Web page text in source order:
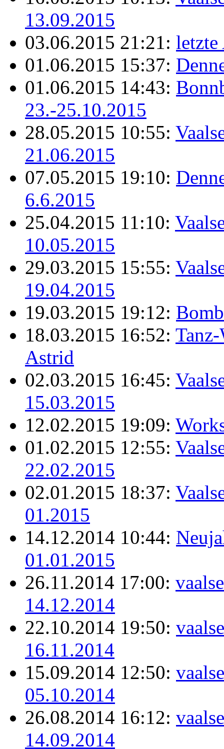
13.09.2015
03.06.2015 21:21:
01.06.2015 15:37:
01.06.2015 14:43:
23.-25.10.2015
28.05.2015 10:55:
21.06.2015
07.05.2015 19:10:
6.6.2015
25.04.2015 11:10:
10.05.2015
29.03.2015 15:55:
19.04.2015
19.03.2015 19:12:
18.03.2015 16:52:
Astrid
02.03.2015 16:45:
15.03.2015
12.02.2015 19:09:
01.02.2015 12:55:
22.02.2015
02.01.2015 18:37:
01.2015
14.12.2014 10:44:
01.01.2015
26.11.2014 17:00:
14.12.2014
22.10.2014 19:50:
16.11.2014
15.09.2014 12:50:
05.10.2014
26.08.2014 16:12:
14.09.2014